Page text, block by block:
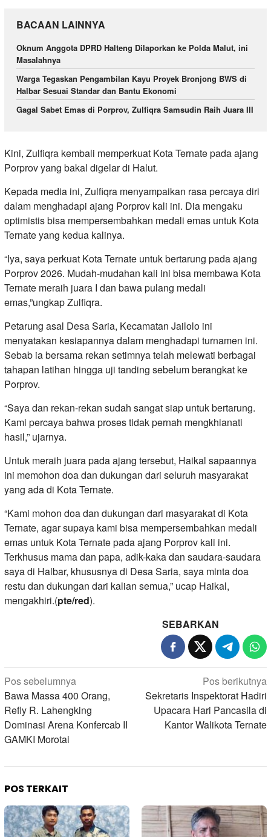
BACAAN LAINNYA
Oknum Anggota DPRD Halteng Dilaporkan ke Polda Malut, ini
Masalahnya
Warga Tegaskan Pengambilan Kayu Proyek Bronjong BWS di
Halbar Sesuai Standar dan Bantu Ekonomi
Gagal Sabet Emas di Porprov, Zulfiqra Samsudin Raih Juara III
Kini, Zulfiqra kembali memperkuat Kota Ternate pada ajang
Porprov yang bakal digelar di Halut.
Kepada media ini, Zulfiqra menyampaikan rasa percaya diri
dalam menghadapi ajang Porprov kali ini. Dia mengaku
optimistis bisa mempersembahkan medali emas untuk Kota
Ternate yang kedua kalinya.
“Iya, saya perkuat Kota Ternate untuk bertarung pada ajang
Porprov 2026. Mudah-mudahan kali ini bisa membawa Kota
Ternate meraih juara I dan bawa pulang medali
emas,”ungkap Zulfiqra.
Petarung asal Desa Saria, Kecamatan Jailolo ini
menyatakan kesiapannya dalam menghadapi turnamen ini.
Sebab ia bersama rekan setimnya telah melewati berbagai
tahapan latihan hingga uji tanding sebelum berangkat ke
Porprov.
“Saya dan rekan-rekan sudah sangat siap untuk bertarung.
Kami percaya bahwa proses tidak pernah mengkhianati
hasil,” ujarnya.
Untuk meraih juara pada ajang tersebut, Haikal sapaannya
ini memohon doa dan dukungan dari seluruh masyarakat
yang ada di Kota Ternate.
“Kami mohon doa dan dukungan dari masyarakat di Kota
Ternate, agar supaya kami bisa mempersembahkan medali
emas untuk Kota Ternate pada ajang Porprov kali ini.
Terkhusus mama dan papa, adik-kaka dan saudara-saudara
saya di Halbar, khususnya di Desa Saria, saya minta doa
restu dan dukungan dari kalian semua,” ucap Haikal,
mengakhiri.(pte/red).
SEBARKAN
Navigasi
pos
Pos sebelumnya
Bawa Massa 400 Orang,
Refly R. Lahengking
Dominasi Arena Konfercab II
GAMKI Morotai
Pos berikutnya
Sekretaris Inspektorat Hadiri
Upacara Hari Pancasila di
Kantor Walikota Ternate
POS TERKAIT